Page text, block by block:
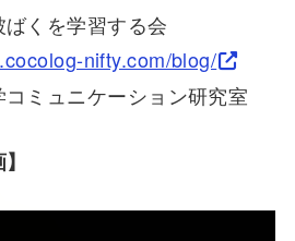
くを学習する会
nifty.com/blog/
ミュニケーション研究室